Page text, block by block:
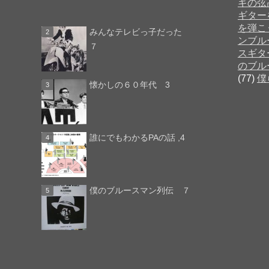
みんなテレビっ子だった
７
懐かしの６０年代 3
誰にでもわかるPAの話 ,4
僕のブルースマン列伝 ７
ギの
ギタ
を弾
ンブ
スギ
のブル
(77) 僕